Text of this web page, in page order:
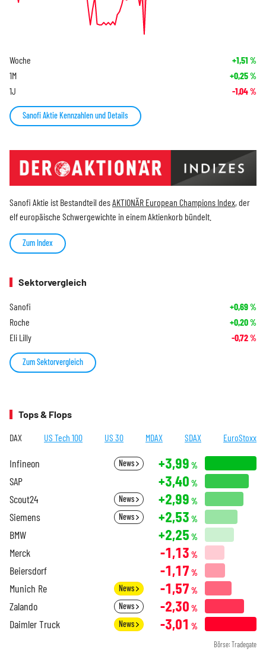
Woche +1,51 %
1M +0,25%
1J -1,04%
Sanofi Aktie Kennzahlen und Details
Sanofi Aktie ist Bestandteil desAKTIONÄR European Champions Index, der
elf europäische Schwergewichte in einem Aktienkorb bündelt.
Zum Index
Sektorvergleich
Sanofi +0,69%
Roche +0,20%
Eli Lilly -0,72%
Zum Sektorvergleich
Tops & Flops
DAX US Tech 100 US 30 MDAX SDAX EuroStoxx
Infineon News +3,99 %
SAP +3,40 %
Scout24 News +2,99 %
Siemens News +2,53 %
BMW +2,25 %
Merck -1,13 %
Beiersdorf -1,17 %
Munich Re News -1,57 %
Zalando News -2,30 %
Daimler Truck News -3,01 %
Börse: Tradegate